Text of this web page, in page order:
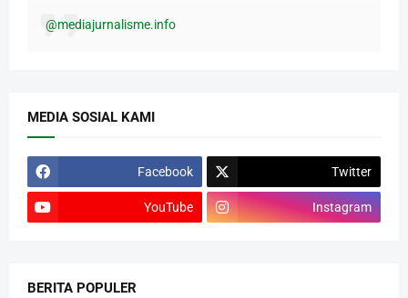
@mediajurnalisme.info
MEDIA SOSIAL KAMI
Facebook Twitter
YouTube Instagram
BERITA POPULER